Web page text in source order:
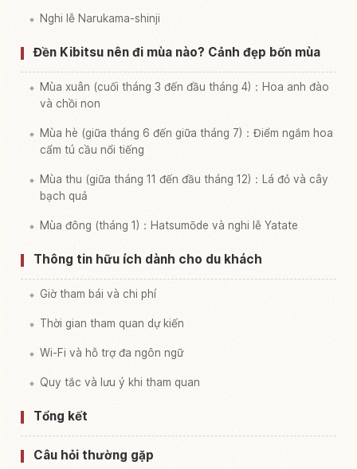
Nghi lễ Narukama-shinji
Đền Kibitsu nên đi mùa nào? Cảnh đẹp bốn mùa
Mùa xuân (cuối tháng 3 đến đầu tháng 4)：Hoa anh đào
và chồi non
Mùa hè (giữa tháng 6 đến giữa tháng 7)：Điểm ngắm hoa
cẩm tú cầu nổi tiếng
Mùa thu (giữa tháng 11 đến đầu tháng 12)：Lá đỏ và cây
bạch quả
Mùa đông (tháng 1)：Hatsumōde và nghi lễ Yatate
Thông tin hữu ích dành cho du khách
Giờ tham bái và chi phí
Thời gian tham quan dự kiến
Wi-Fi và hỗ trợ đa ngôn ngữ
Quy tắc và lưu ý khi tham quan
Tổng kết
Câu hỏi thường gặp